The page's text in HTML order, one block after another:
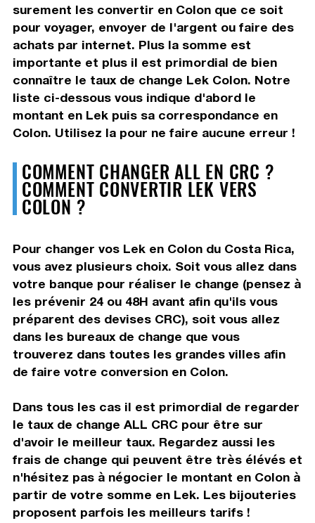
surement les convertir en Colon que ce soit
pour voyager, envoyer de l'argent ou faire des
achats par internet. Plus la somme est
importante et plus il est primordial de bien
connaître le taux de change Lek Colon. Notre
liste ci-dessous vous indique d'abord le
montant en Lek puis sa correspondance en
Colon. Utilisez la pour ne faire aucune erreur !
COMMENT CHANGER ALL EN CRC ?
COMMENT CONVERTIR LEK VERS
COLON ?
Pour changer vos Lek en Colon du Costa Rica,
vous avez plusieurs choix. Soit vous allez dans
votre banque pour réaliser le change (pensez à
les prévenir 24 ou 48H avant afin qu'ils vous
préparent des devises CRC), soit vous allez
dans les bureaux de change que vous
trouverez dans toutes les grandes villes afin
de faire votre conversion en Colon.
Dans tous les cas il est primordial de regarder
le taux de change ALL CRC pour être sur
d'avoir le meilleur taux. Regardez aussi les
frais de change qui peuvent être très élévés et
n'hésitez pas à négocier le montant en Colon à
partir de votre somme en Lek. Les bijouteries
proposent parfois les meilleurs tarifs !